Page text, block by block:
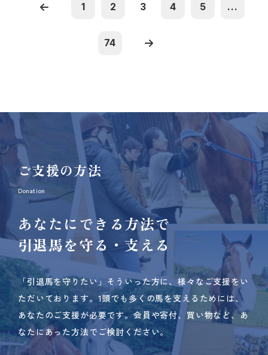
1 2 3 4 5 ...
74
ご支援の方法
Donation
あなたにできる方法で
引退馬を守る・支える
「引退馬を守りたい」そういった方に、様々なご支援をい
ただいております。 1頭でも多くの馬を支えるためには、
あなたのご支援が必要です。 会員や寄付、買い物など、あ
なたにあった方法でご検討ください。